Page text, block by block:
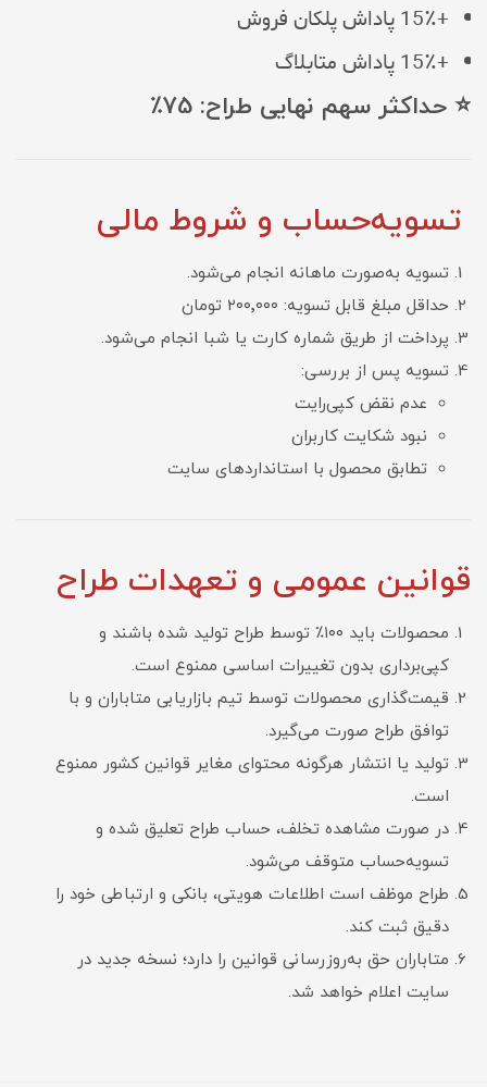
+15٪ پاداش پلکان فروش
+15٪ پاداش متابلاگ
⭐ حداکثر سهم نهایی طراح: 75٪
تسویه‌حساب و شروط مالی
تسویه به‌صورت ماهانه انجام می‌شود.
حداقل مبلغ قابل تسویه: ۲۰۰٬۰۰۰ تومان
پرداخت از طریق شماره کارت یا شبا انجام می‌شود.
تسویه پس از بررسی:
عدم نقض کپی‌رایت
نبود شکایت کاربران
تطابق محصول با استانداردهای سایت
قوانین عمومی و تعهدات طراح
محصولات باید ۱۰۰٪ توسط طراح تولید شده باشند و
کپی‌برداری بدون تغییرات اساسی ممنوع است.
قیمت‌گذاری محصولات توسط تیم بازاریابی متاباران و با
توافق طراح صورت می‌گیرد.
تولید یا انتشار هرگونه محتوای مغایر قوانین کشور ممنوع
است.
در صورت مشاهده تخلف، حساب طراح تعلیق شده و
تسویه‌حساب متوقف می‌شود.
طراح موظف است اطلاعات هویتی، بانکی و ارتباطی خود را
دقیق ثبت کند.
متاباران حق به‌روزرسانی قوانین را دارد؛ نسخه جدید در
سایت اعلام خواهد شد.